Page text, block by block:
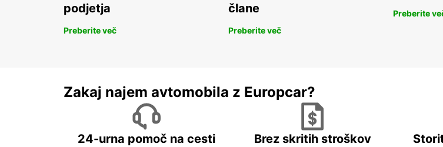
podjetja
Preberite več
člane
Preberite več
Preberite
Zakaj najem avtomobila z Europcar?
24-urna pomoč na cesti Brez skritih stroškov